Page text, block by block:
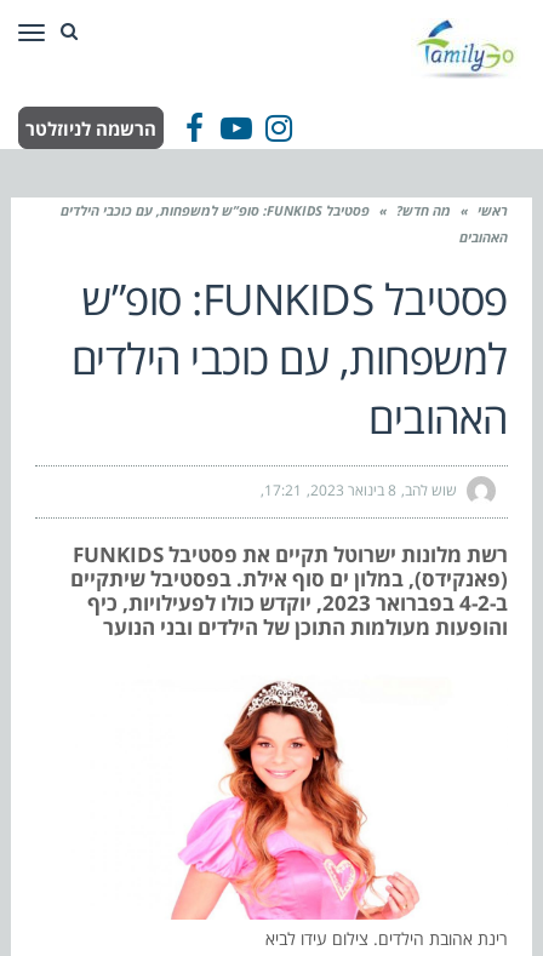
Facebook
YouTube
Instagram הרשמה לניוזלטר
ראשי » מה חדש? »
פסטיבל FUNKIDS: סופ”ש למשפחות, עם כוכבי הילדים
האהובים
פסטיבל FUNKIDS: סופ”ש
למשפחות, עם כוכבי הילדים
האהובים
שוש להב 8 בינואר 2023 17:21
רשת מלונות ישרוטל תקיים את פסטיבל FUNKIDS
(פאנקידס), במלון ים סוף אילת. בפסטיבל שיתקיים
ב-4-2 בפברואר 2023, יוקדש כולו לפעילויות, כיף
והופעות מעולמות התוכן של הילדים ובני הנוער
רינת אהובת הילדים. צילום עידו לביא